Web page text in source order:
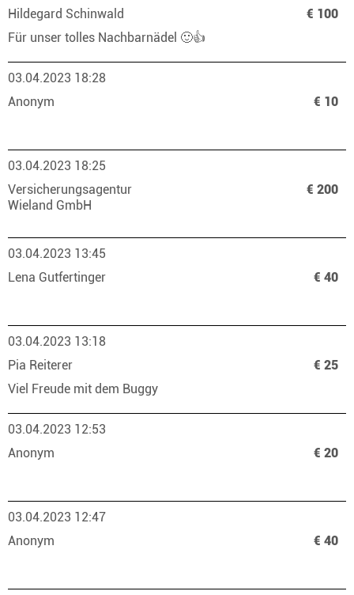
Hildegard Schinwald
€ 100
Für unser tolles Nachbarnädel 🙂👍
03.04.2023 18:28
Anonym
€ 10
03.04.2023 18:25
Versicherungsagentur
Wieland GmbH
€ 200
03.04.2023 13:45
Lena Gutfertinger
€ 40
03.04.2023 13:18
Pia Reiterer
€ 25
Viel Freude mit dem Buggy
03.04.2023 12:53
Anonym
€ 20
03.04.2023 12:47
Anonym
€ 40